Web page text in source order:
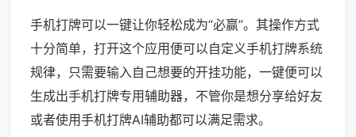
手机打牌可以一键让你轻松成为“必赢”。其操作方式
十分简单，打开这个应用便可以自定义手机打牌系统
规律，只需要输入自己想要的开挂功能，一键便可以
生成出手机打牌专用辅助器，不管你是想分享给好友
或者使用手机打牌AI辅助都可以满足需求。